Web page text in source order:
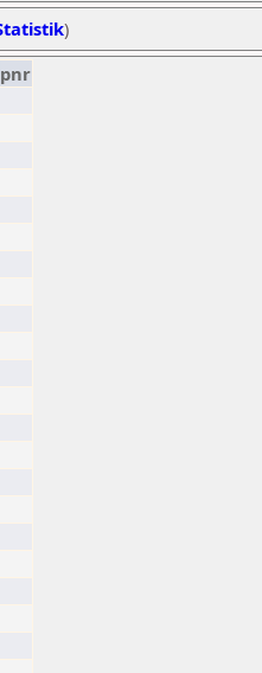
)
pnr